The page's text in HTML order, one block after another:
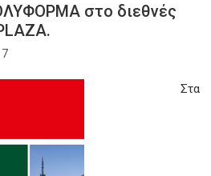
στο διεθνές
Στα